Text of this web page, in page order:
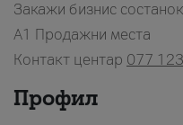
Закажи бизнис состанок
A1 Продажни места
Контакт центар 077
Профил